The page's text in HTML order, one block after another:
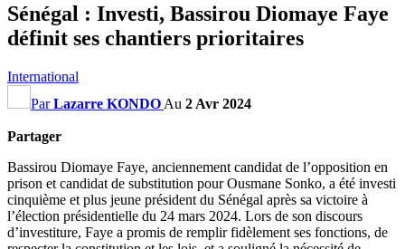
Sénégal : Investi, Bassirou Diomaye Faye
définit ses chantiers prioritaires
International
ParLazarre KONDO Au 2 Avr 2024
Partager
Bassirou Diomaye Faye, anciennement candidat de l’opposition en
prison et candidat de substitution pour Ousmane Sonko, a été investi
cinquième et plus jeune président du Sénégal après sa victoire à
l’élection présidentielle du 24 mars 2024. Lors de son discours
d’investiture, Faye a promis de remplir fidèlement ses fonctions, de